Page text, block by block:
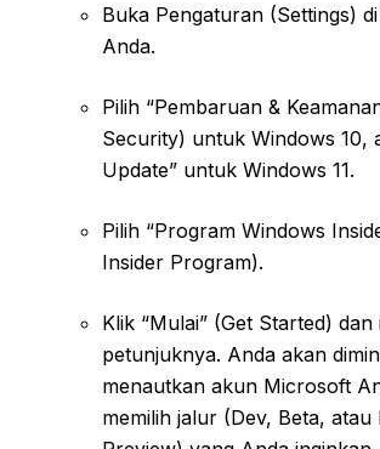
Buka Pengaturan (Settings)
Anda.
Pilih “Pembaruan &
Security) untuk Windows 10,
Update” untuk Windows 11.
Pilih “Program Windows
Insider Program).
Klik “Mulai” (Get Started) dan
petunjuknya. Anda akan
menautkan akun Microsoft
memilih jalur (Dev, Beta, atau